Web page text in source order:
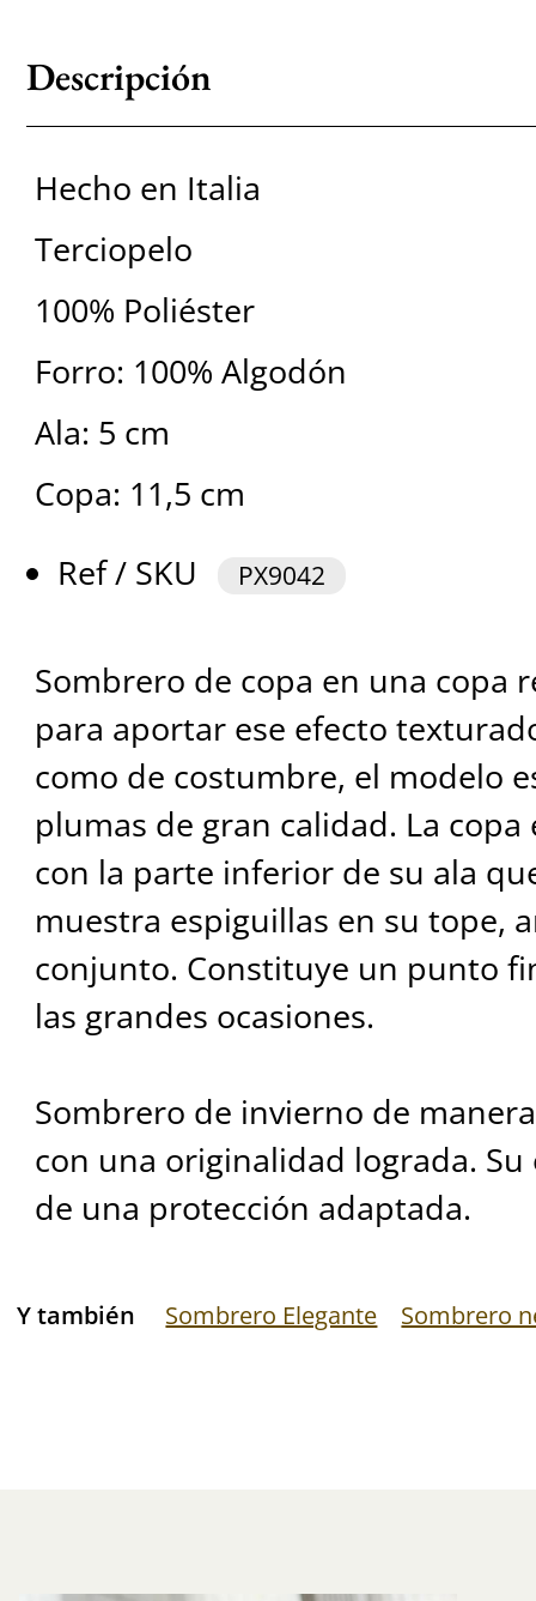
Descripción
Hecho en Italia
Terciopelo
100% Poliéster
Forro: 100% Algodón
Ala: 5 cm
Copa: 11,5 cm
Ref / SKU
PX9042
Sombrero de copa en una copa
para aportar ese efecto
como de costumbre, el modelo
plumas de gran calidad. La
con la parte inferior de su ala
muestra espiguillas en su tope,
conjunto. Constituye un punto
las grandes ocasiones.
Sombrero de invierno de
con una originalidad lograda.
de una protección adaptada.
Y también Sombrero Elegante Sombrero